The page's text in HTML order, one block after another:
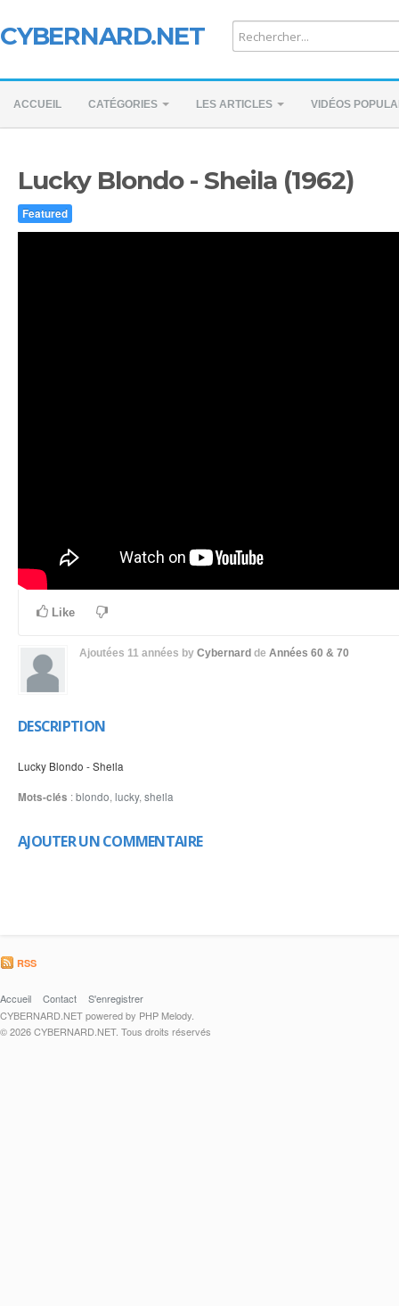
CYBERNARD.NET
ACCUEIL CATÉGORIES LES ARTICLES VIDÉOS
Lucky Blondo - Sheila (1962)
Featured
Like
Ajoutées 11 années by Cybernard de Années 60 & 70
DESCRIPTION
Lucky Blondo - Sheila
Mots-clés :blondo, lucky, sheila
AJOUTER UN COMMENTAIRE
RSS
Accueil Contact
S'enregistrer
CYBERNARD.NET powered by PHP Melody.
© 2026 CYBERNARD.NET. Tous droits réservés